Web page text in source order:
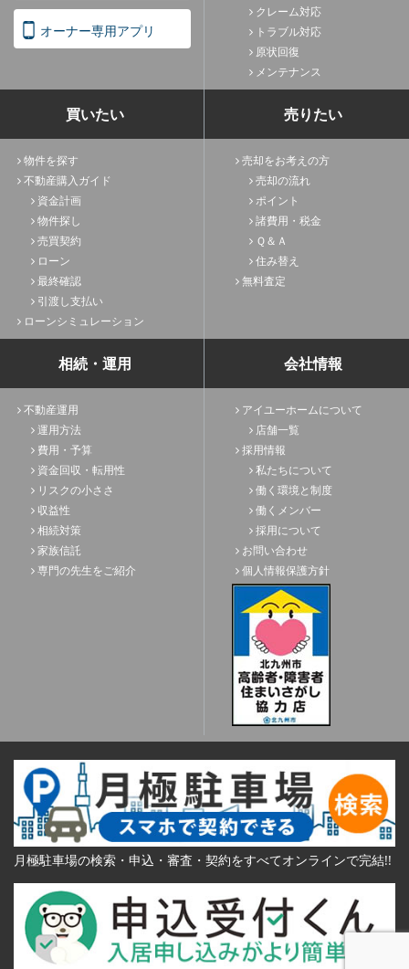
オーナー専用アプリ
クレーム対応
トラブル対応
原状回復
メンテナンス
買いたい
物件を探す
不動産購入ガイド
資金計画
物件探し
売買契約
ローン
最終確認
引渡し支払い
ローンシミュレーション
売りたい
売却をお考えの方
売却の流れ
ポイント
諸費用・税金
Ｑ＆Ａ
住み替え
無料査定
相続・運用
不動産運用
運用方法
費用・予算
資金回収・転用性
リスクの小ささ
収益性
相続対策
家族信託
専門の先生をご紹介
会社情報
アイユーホームについて
店舗一覧
採用情報
私たちについて
働く環境と制度
働くメンバー
採用について
お問い合わせ
個人情報保護方針
月極駐車場の検索・申込・審査・契約をすべてオンラインで完結!!